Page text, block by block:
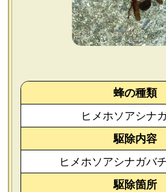
個人情報保護方
蜂の種類
ヒメホソアシナ
駆除内容
ヒメホソアシナガバ
駆除箇所